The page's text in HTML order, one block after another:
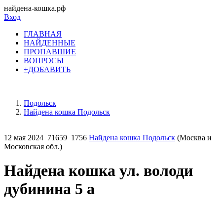
найдена-кошка.рф
Вход
ГЛАВНАЯ
НАЙДЕННЫЕ
ПРОПАВШИЕ
ВОПРОСЫ
+ДОБАВИТЬ
Подольск
Найдена кошка Подольск
12 мая 2024 71659 1756 Найдена кошка Подольск (Москва и
Московская обл.)
Найдена кошка ул. володи
дубинина 5 а